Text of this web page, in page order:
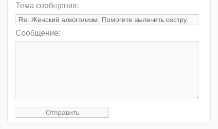
Тема сообщения:
Сообщение: